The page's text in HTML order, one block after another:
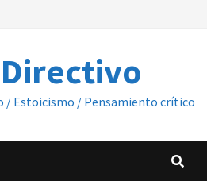
/ Estoicismo / Pensamiento crítico